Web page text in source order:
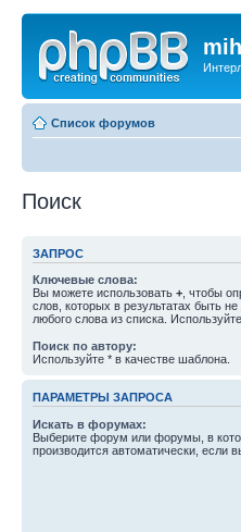
Список форумов
Поиск
ЗАПРОС
Ключевые слова:
Вы можете использовать + , чтобы
слов, которых в результатах быть
любого слова из списка. Используйте
Поиск по автору:
Используйте * в качестве шаблона.
ПАРАМЕТРЫ ЗАПРОСА
Искать в форумах:
Выберите форум или форумы, в
производится автоматически, если